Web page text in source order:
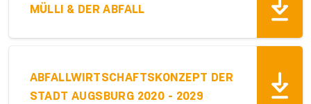
MÜLLI & DER ABFALL
ABFALLWIRTSCHAFTSKONZEPT DER
STADT AUGSBURG 2020 - 2029